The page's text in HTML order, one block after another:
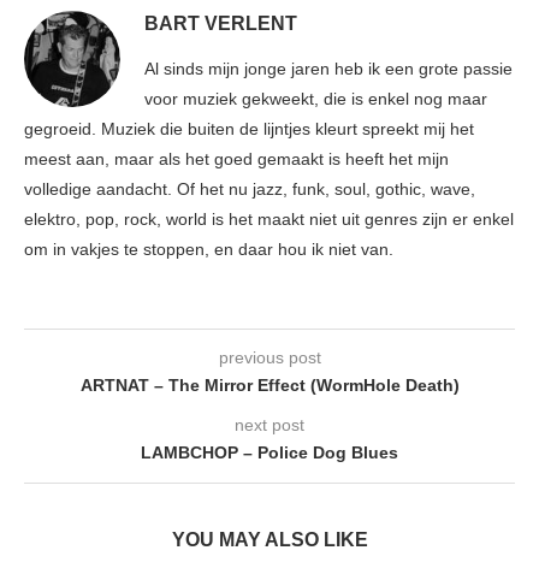
BART VERLENT
Al sinds mijn jonge jaren heb ik een grote passie
voor muziek gekweekt, die is enkel nog maar
gegroeid. Muziek die buiten de lijntjes kleurt spreekt mij het
meest aan, maar als het goed gemaakt is heeft het mijn
volledige aandacht. Of het nu jazz, funk, soul, gothic, wave,
elektro, pop, rock, world is het maakt niet uit genres zijn er enkel
om in vakjes te stoppen, en daar hou ik niet van.
previous post
ARTNAT – The Mirror Effect (WormHole Death)
next post
LAMBCHOP – Police Dog Blues
YOU MAY ALSO LIKE